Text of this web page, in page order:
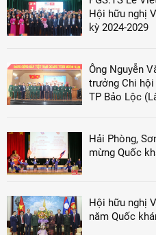
Hội hữu nghị
kỳ 2024-2029
Ông Nguyễn
trưởng Chi
TP Bảo Lộc
Hải Phòng,
mừng Quốc
Hội hữu nghị
năm Quốc